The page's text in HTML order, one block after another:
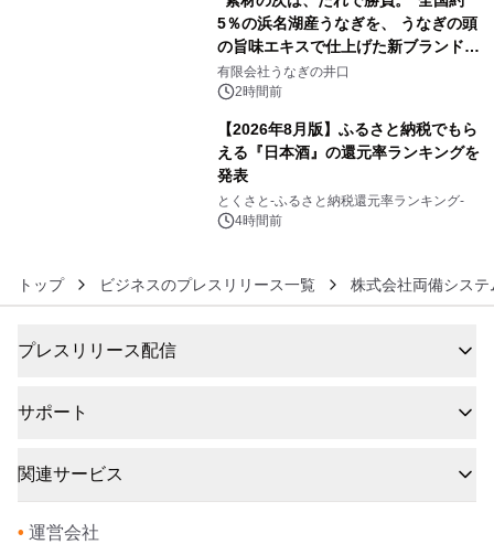
5％の浜名湖産うなぎを、 うなぎの頭
の旨味エキスで仕上げた新ブランド
「井口の誉」誕生
有限会社うなぎの井口
2時間前
【2026年8月版】ふるさと納税でもら
える『日本酒』の還元率ランキングを
発表
とくさと-ふるさと納税還元率ランキング-
4時間前
トップ ビジネスのプレスリリース一覧 株式会社両備システ
プレスリリース配信
サポート
関連サービス
• 運営会社